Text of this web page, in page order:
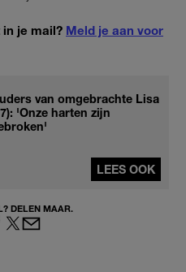
in je mail? Meld je aan voor
van omgebrachte Lisa
'Onze harten zijn
LEES OOK
DELEN MAAR.